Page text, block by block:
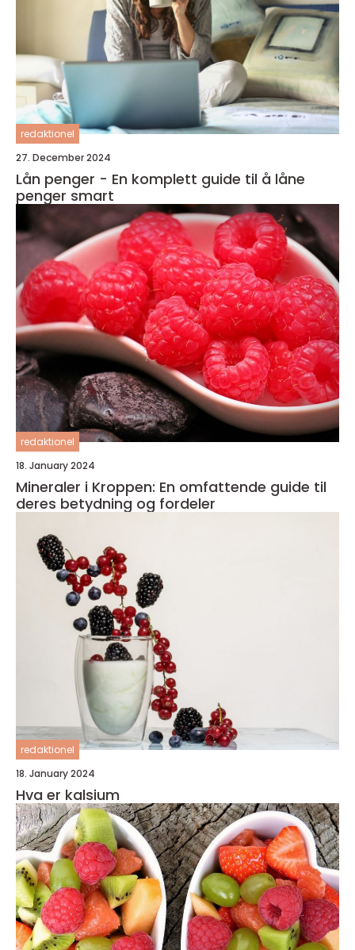
redaktionel
27. December 2024
Lån penger - En komplett guide til å låne
penger smart
redaktionel
18. January 2024
Mineraler i Kroppen: En omfattende guide til
deres betydning og fordeler
redaktionel
18. January 2024
Hva er kalsium